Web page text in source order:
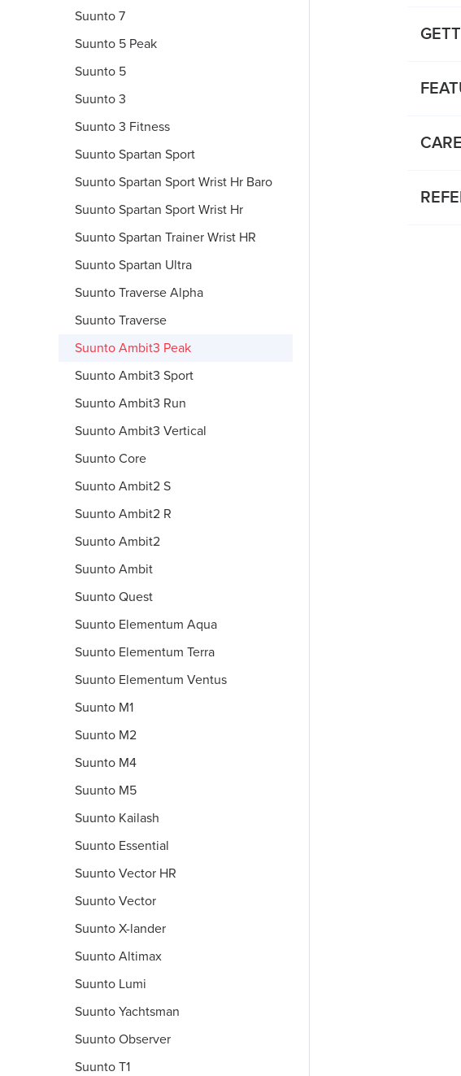
Suunto 7
Suunto 5 Peak
Suunto 5
Suunto 3
Suunto 3 Fitness
Suunto Spartan Sport
Suunto Spartan Sport Wrist Hr Baro
Suunto Spartan Sport Wrist Hr
Suunto Spartan Trainer Wrist HR
Suunto Spartan Ultra
Suunto Traverse Alpha
Suunto Traverse
Suunto Ambit3 Peak
Suunto Ambit3 Sport
Suunto Ambit3 Run
Suunto Ambit3 Vertical
Suunto Core
Suunto Ambit2 S
Suunto Ambit2 R
Suunto Ambit2
Suunto Ambit
Suunto Quest
Suunto Elementum Aqua
Suunto Elementum Terra
Suunto Elementum Ventus
Suunto M1
Suunto M2
Suunto M4
Suunto M5
Suunto Kailash
Suunto Essential
Suunto Vector HR
Suunto Vector
Suunto X-lander
Suunto Altimax
Suunto Lumi
Suunto Yachtsman
Suunto Observer
Suunto T1